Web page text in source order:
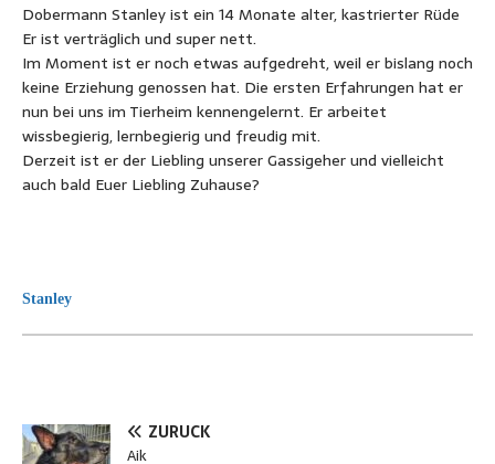
Dobermann Stanley ist ein 14 Monate alter, kastrierter Rüde
Er ist verträglich und super nett.
Im Moment ist er noch etwas aufgedreht, weil er bislang noch
keine Erziehung genossen hat. Die ersten Erfahrungen hat er
nun bei uns im Tierheim kennengelernt. Er arbeitet
wissbegierig, lernbegierig und freudig mit.
Derzeit ist er der Liebling unserer Gassigeher und vielleicht
auch bald Euer Liebling Zuhause?
Stanley
ZURÜCK
Aik